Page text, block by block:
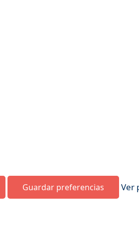
Guardar preferencias Ver